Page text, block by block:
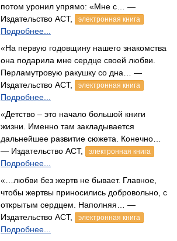
потом уронил упрямо: «Мне с… —
Издательство АСТ,
электронная книга
Подробнее...
«На первую годовщину нашего знакомства
она подарила мне сердце своей любви.
Перламутровую ракушку со дна… —
Издательство АСТ,
электронная книга
Подробнее...
«Детство – это начало большой книги
жизни. Именно там закладывается
дальнейшее развитие сюжета. Конечно…
— Издательство АСТ,
электронная книга
Подробнее...
«…любви без жертв не бывает. Главное,
чтобы жертвы приносились добровольно, с
открытым сердцем. Наполняя… —
Издательство АСТ,
электронная книга
Подробнее...